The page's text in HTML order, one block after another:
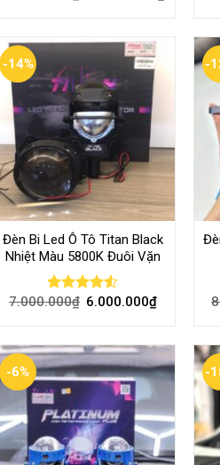
-14%
Đèn Bi Led Ô Tô Titan Black
Nhiệt Màu 5800K Đuôi Vặn
Rated
7.000.000₫ 6.000.000₫
-
-6% -